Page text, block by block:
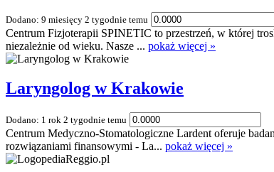
Dodano: 9 miesięcy 2 tygodnie temu
Centrum Fizjoterapii SPINETIC to przestrzeń, w której
niezależnie od wieku. Nasze ... pokaż więcej »
Laryngolog w Krakowie
Dodano: 1 rok 2 tygodnie temu
Centrum Medyczno-Stomatologiczne Lardent oferuje
rozwiązaniami finansowymi - La... pokaż więcej »